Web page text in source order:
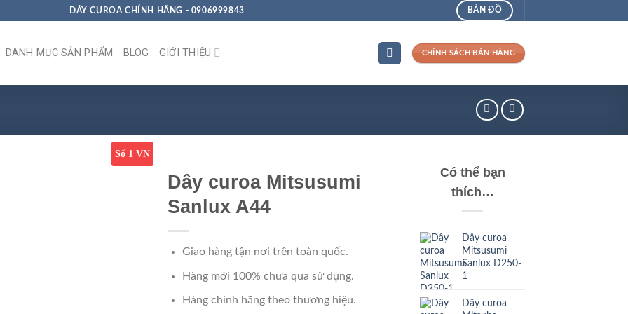
DÂY CUROA CHÍNH HÃNG - 0906999843 BẢN ĐỒ
DANH MỤC SẢN PHẨM BLOG GIỚI THIỆU CHÍNH SÁCH BÁN HÀNG
Số 1 VN
Dây curoa Mitsusumi
Sanlux A44
Giao hàng tận nơi trên toàn quốc.
Hàng mới 100% chưa qua sử dụng.
Hàng chính hãng theo thương hiệu.
Có thể bạn
thích…
Dây curoa
Mitsusumi
Sanlux D250-
1
Dây curoa